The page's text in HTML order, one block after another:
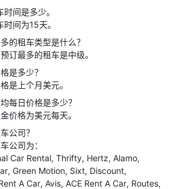
间是多少。
间为15天。
的租车类型是什么？
订最多的租车是中级。
是多少？
是上个月美元。
每日价格是多少？
价格为美元每天。
公司？
公司为：
Car Rental Thrifty Hertz Alamo
Green Motion Sixt Discount
A Car Avis ACE Rent A Car Routes